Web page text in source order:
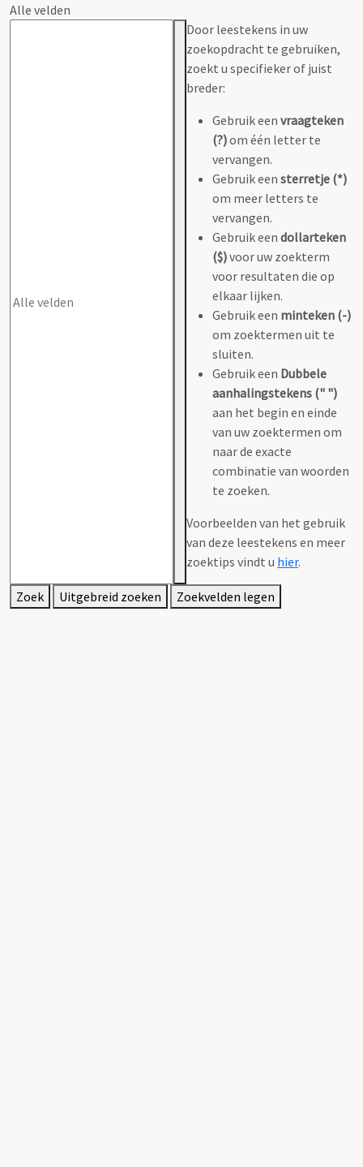
Alle velden
Door leestekens in uw
zoekopdracht te gebruiken,
zoekt u specifieker of juist
breder:
Gebruik een vraagteken
(?)om één letter te
vervangen.
Gebruik een sterretje (*)
om meer letters te
vervangen.
Gebruik een dollarteken
($)voor uw zoekterm
voor resultaten die op
elkaar lijken.
Gebruik een minteken (-)
om zoektermen uit te
sluiten.
Gebruik een Dubbele
aanhalingstekens (" ")
aan het begin en einde
van uw zoektermen om
naar de exacte
combinatie van woorden
te zoeken.
Voorbeelden van het gebruik
van deze leestekens en meer
zoektips vindt u hier.
Zoek Uitgebreid zoeken Zoekvelden legen